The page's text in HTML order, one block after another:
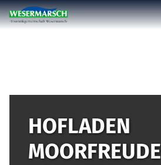
HOFLADEN
MOORFREUDE